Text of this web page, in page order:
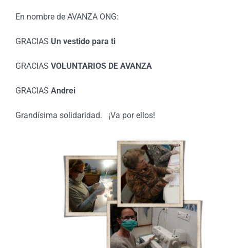
En nombre de AVANZA ONG:
GRACIAS Un vestido para ti
GRACIAS VOLUNTARIOS DE AVANZA
GRACIAS Andrei
Grandísima solidaridad. ¡Va por ellos!